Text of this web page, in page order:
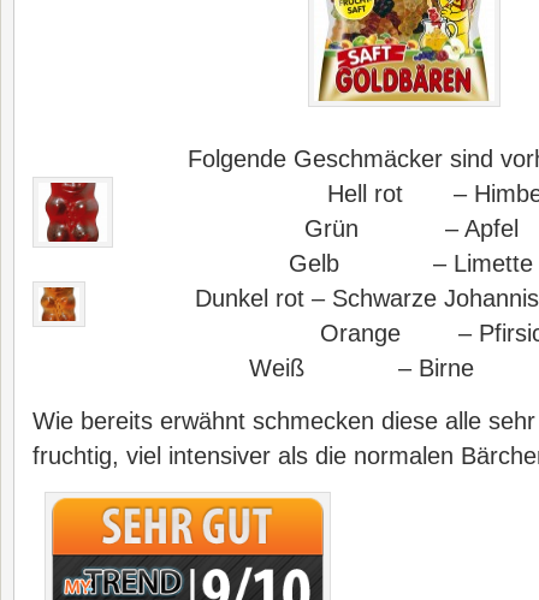
Folgende Geschmäcker sind
Hell rot –
Grün – Apfel
Gelb – Limette
Dunkel rot – Schwarze
Orange –
Weiß – Birne
Wie bereits erwähnt schmecken diese alle
fruchtig, viel intensiver als die normalen